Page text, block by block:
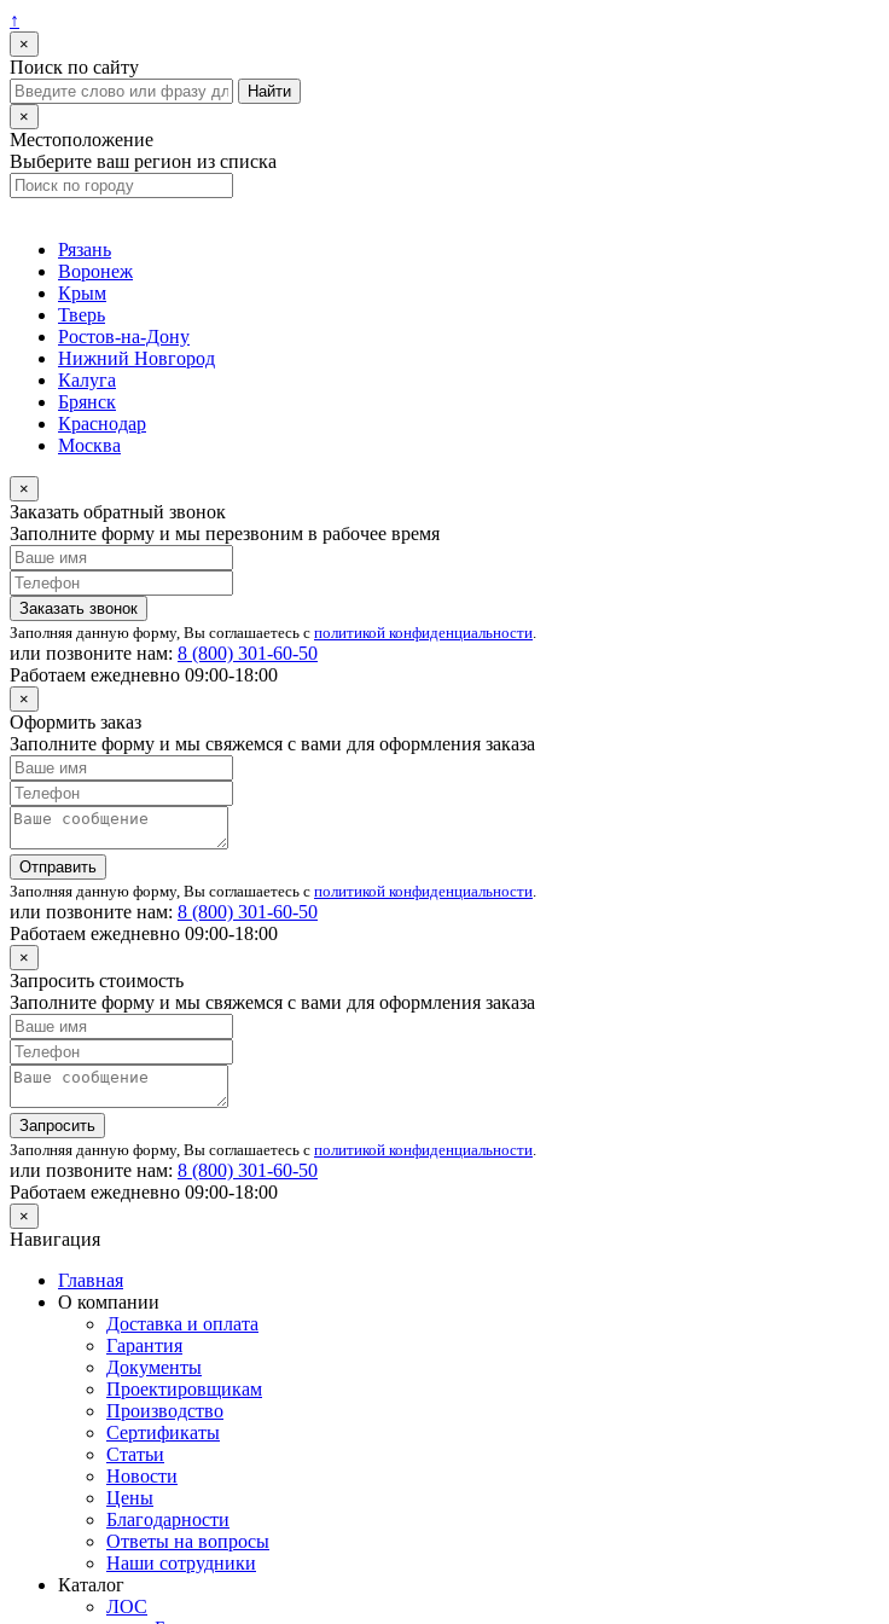
↑
×
Поиск по сайту
×
Местоположение
Выберите ваш регион из списка
Рязань
Воронеж
Крым
Тверь
Ростов-на-Дону
Нижний Новгород
Калуга
Брянск
Краснодар
Москва
×
Заказать обратный звонок
Заполните форму и мы перезвоним в рабочее время
Заказать звонок
Заполняя данную форму, Вы соглашаетесь с политикой конфиденциальности.
или позвоните нам: 8 (800) 301-60-50
Работаем ежедневно 09:00-18:00
×
Оформить заказ
Заполните форму и мы свяжемся с вами для оформления заказа
Отправить
Заполняя данную форму, Вы соглашаетесь с политикой конфиденциальности.
или позвоните нам: 8 (800) 301-60-50
Работаем ежедневно 09:00-18:00
×
Запросить стоимость
Заполните форму и мы свяжемся с вами для оформления заказа
Запросить
Заполняя данную форму, Вы соглашаетесь с политикой конфиденциальности.
или позвоните нам: 8 (800) 301-60-50
Работаем ежедневно 09:00-18:00
×
Навигация
Главная
О компании
Доставка и оплата
Гарантия
Документы
Проектировщикам
Производство
Сертификаты
Статьи
Новости
Цены
Благодарности
Ответы на вопросы
Наши сотрудники
Каталог
ЛОС